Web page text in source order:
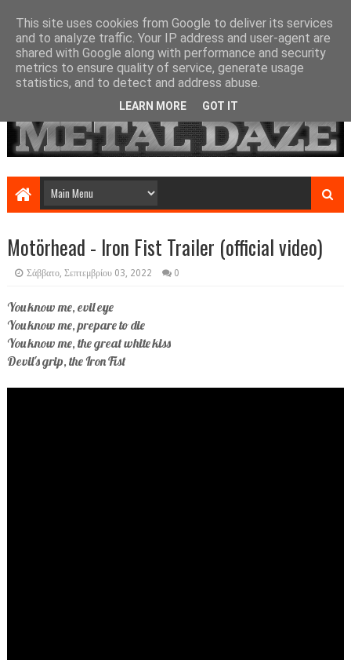
Motörhead - Iron Fist Trailer (official video)
Σάββατο, Σεπτεμβρίου 03, 2022 0
You know me, evil eye
You know me, prepare to die
You know me, the great white kiss
Devil's grip, the Iron Fist
This site uses cookies from Google to deliver its services
and to analyze traffic. Your IP address and user-agent are
shared with Google along with performance and security
metrics to ensure quality of service, generate usage
statistics, and to detect and address abuse.
LEARN MORE GOT IT